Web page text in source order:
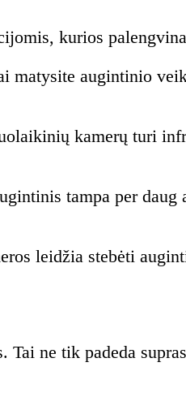
kurios
matysite augintinio
kamerų turi
tampa per daug
leidžia stebėti
ne tik padeda